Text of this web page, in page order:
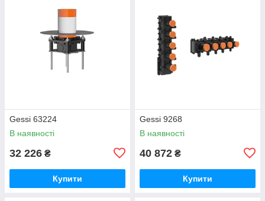
Gessi 63224
В наявності
32 226 ₴
Купити
Gessi 9268
В наявності
40 872 ₴
Купити